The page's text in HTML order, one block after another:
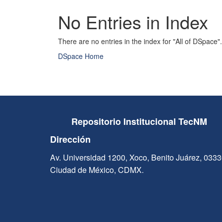
No Entries in Index
There are no entries in the index for "All of DSpace".
DSpace Home
Repositorio Institucional TecNM
Dirección
Av. Universidad 1200, Xoco, Benito Juárez,
Ciudad de México, CDMX.